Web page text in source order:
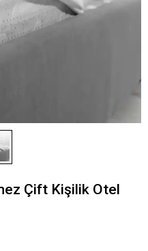
Çift Kişilik Otel